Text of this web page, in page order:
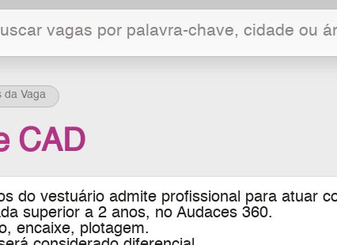
da Vaga
CAD
do vestuário admite profissional para atuar
superior a 2 anos, no Audaces 360.
encaixe, plotagem.